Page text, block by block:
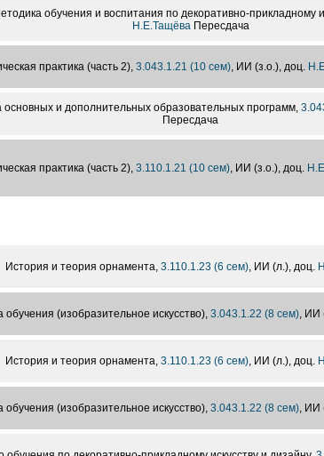
обучения и воспитания по декоративно-прикладному
Н.Е.ТащёваПересдача
практика (часть 2), 3.043.1.21 (10 сем), ИИ (з.о.), доц.
основных и дополнительных образовательных программ,
Пересдача
практика (часть 2), 3.110.1.21 (10 сем), ИИ (з.о.), доц.
История и теория орнамента, 3.110.1.23 (6 сем), ИИ (л.), доц.
обучения (изобразительное искусство), 3.043.1.22 (8 сем), ИИ
История и теория орнамента, 3.110.1.23 (6 сем), ИИ (л.), доц.
обучения (изобразительное искусство), 3.043.1.22 (8 сем), ИИ